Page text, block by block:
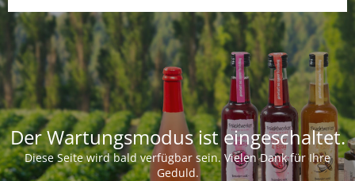
Der Wartungsmodus ist eingeschaltet.
Diese Seite wird bald verfügbar sein. Vielen Dank für Ihre
Geduld.